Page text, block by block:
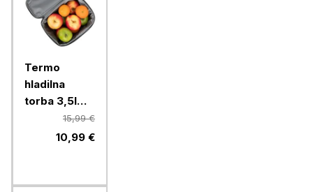
Termo
hladilna
torba 3,5l
Resto Felis
15,99 €
10,99 €